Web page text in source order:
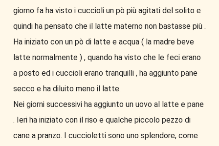
giorno fa ha visto i cuccioli un pò più agitati del solito e
quindi ha pensato che il latte materno non bastasse più .
Ha iniziato con un pò di latte e acqua ( la madre beve
latte normalmente ) , quando ha visto che le feci erano
a posto ed i cuccioli erano tranquilli , ha aggiunto pane
secco e ha diluito meno il latte.
Nei giorni successivi ha aggiunto un uovo al latte e pane
. Ieri ha iniziato con il riso e qualche piccolo pezzo di
cane a pranzo. I cuccioletti sono uno splendore, come